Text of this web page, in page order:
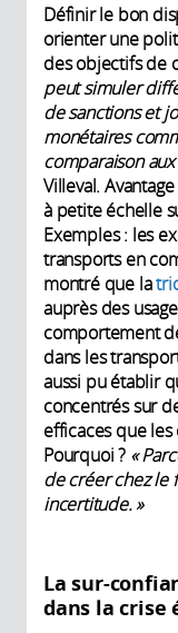
Définir le bon
orienter une
des objectifs de
peut simuler
de sanctions et
monétaires
comparaison aux
Villeval.
à petite échelle
Exemples : les
transports en
montré que la
auprès des
comportement
dans les
aussi pu établir
concentrés sur
efficaces que
Pourquoi ? «
de créer chez le
incertitude. »
La sur-
dans la crise